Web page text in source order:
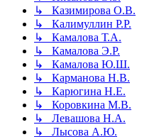
↳ Казимирова О.В.
↳ Калимуллин Р.Р.
↳ Камалова Т.А.
↳ Камалова Э.Р.
↳ Камалова Ю.Ш.
↳ Карманова Н.В.
↳ Карюгина Н.Е.
↳ Коровкина М.В.
↳ Левашова Н.А.
↳ Лысова А.Ю.